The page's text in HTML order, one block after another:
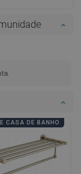
CASA DE BANHO